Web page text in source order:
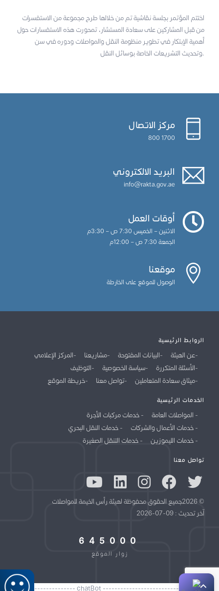
اختتم المؤتمر بجلسة نقاشية تم من خلالها طرح مجموعة من الاستفسرات
من قبل المشاركين على سعادة المستشار، تمحورت هذه الاستفسارات حول
أهمية الإبتكار في تطوير منظومة النقل والمواصلات ودوره في سن
وتحديث التشريعات الخاصة بوسائل النقل.
مركز الاتصال
1700 800
البريد الالكتروني
info@rakta.gov.ae
أوقات العمل
الاثنين – الخميس 7:30 ص – 3:30م
الجمعة 7:30 ص – 12:00م
موقعنا
الوصول للموقع على الخارطة
الروابط الرئيسية
عن الهيئة البيانات المفتوحة مشاريعنا
المركز الإعلامي
الأسئلة المتكررة
سياسة الخصوصية
التوظيف
ميثاق سعادة المتعاملين
تواصل معنا خريطة الموقع
الخدمات الرئيسية
المواصلات العامة
خدمات مركبات الأجرة
خدمات الأعمال والشركات
خدمات النقل البحري
خدمات الليموزين
خدمات التنقل الصغيرة
تواصل معنا
© 2026جميع الحقوق محفوظة لهيئة رأس الخيمة للمواصلات
آخر تحديث : 09-07-2026
645000
زوار الموقع
//------------------------------------- chatBot -------------------------